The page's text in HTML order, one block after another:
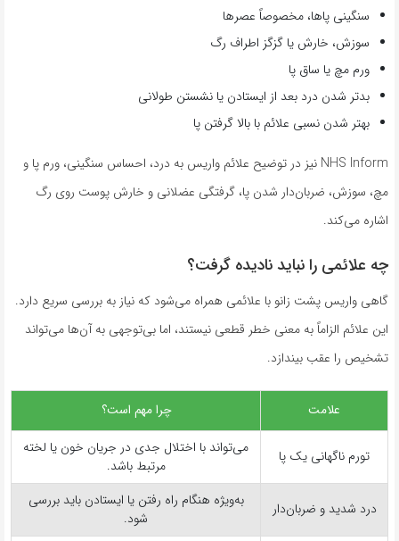
سنگینی پاها، مخصوصاً عصرها
سوزش، خارش یا گزگز اطراف رگ
ورم مچ یا ساق پا
بدتر شدن درد بعد از ایستادن یا نشستن طولانی
بهتر شدن نسبی علائم با بالا گرفتن پا
NHS Inform نیز در توضیح علائم واریس به درد، احساس سنگینی، ورم پا و
مچ، سوزش، ضربان‌دار شدن پا، گرفتگی عضلانی و خارش پوست روی رگ
اشاره می‌کند.
چه علائمی را نباید نادیده گرفت؟
گاهی واریس پشت زانو با علائمی همراه می‌شود که نیاز به بررسی سریع دارد.
این علائم الزاماً به معنی خطر قطعی نیستند، اما بی‌توجهی به آن‌ها می‌تواند
تشخیص را عقب بیندازد.
علامت چرا مهم است؟
تورم ناگهانی یک پا
می‌تواند با اختلال جدی در جریان خون یا لخته
مرتبط باشد.
درد شدید و ضربان‌دار
به‌ویژه هنگام راه رفتن یا ایستادن باید بررسی
شود.